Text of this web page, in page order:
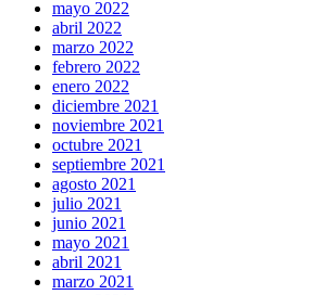
mayo 2022
abril 2022
marzo 2022
febrero 2022
enero 2022
diciembre 2021
noviembre 2021
octubre 2021
septiembre 2021
agosto 2021
julio 2021
junio 2021
mayo 2021
abril 2021
marzo 2021